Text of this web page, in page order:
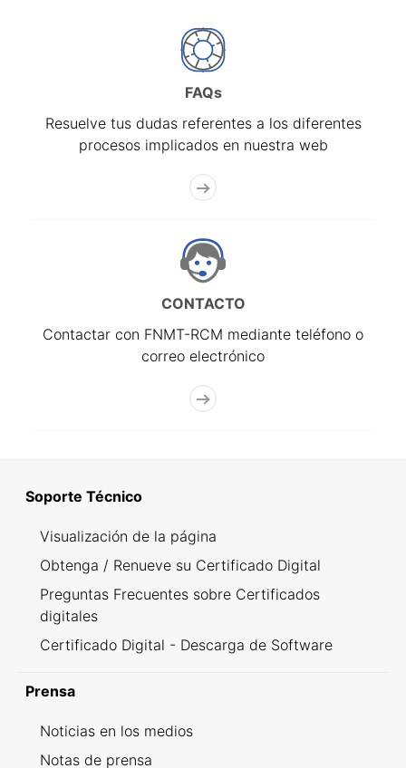
FAQs
Resuelve tus dudas referentes a los diferentes
procesos implicados en nuestra web
CONTACTO
Contactar con FNMT-RCM mediante teléfono o
correo electrónico
Soporte Técnico
Visualización de la página
Obtenga / Renueve su Certificado Digital
Preguntas Frecuentes sobre Certificados
digitales
Certificado Digital - Descarga de Software
Prensa
Noticias en los medios
Notas de prensa